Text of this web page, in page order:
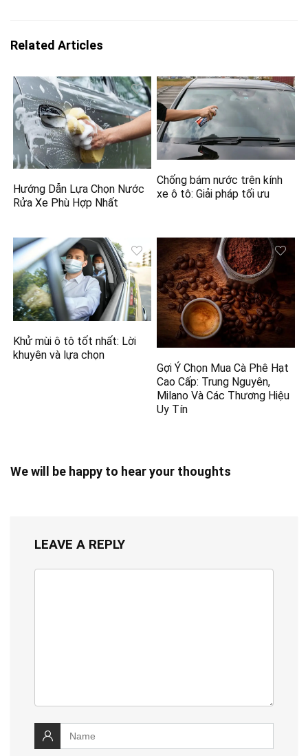
Related Articles
Hướng Dẫn Lựa Chọn Nước
Rửa Xe Phù Hợp Nhất
Chống bám nước trên kính
xe ô tô: Giải pháp tối ưu
Khử mùi ô tô tốt nhất: Lời
khuyên và lựa chọn
Gợi Ý Chọn Mua Cà Phê Hạt
Cao Cấp: Trung Nguyên,
Milano Và Các Thương Hiệu
Uy Tín
We will be happy to hear your thoughts
LEAVE A REPLY